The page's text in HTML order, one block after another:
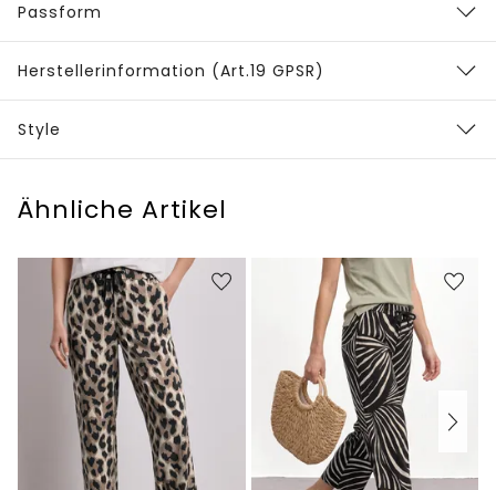
Passform
Herstellerinformation (Art.19 GPSR)
Style
Ähnliche Artikel